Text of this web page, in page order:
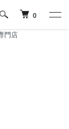
門店
0